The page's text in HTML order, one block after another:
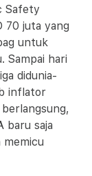
Safety
70 juta yang
untuk
Sampai hari
didunia-
inflator
baru saja
memicu